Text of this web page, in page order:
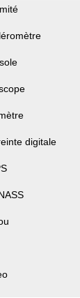
digitale